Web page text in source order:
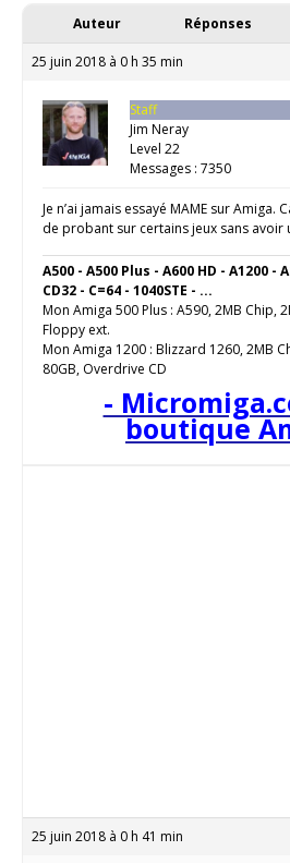
Auteur Réponses
25 juin 2018 à 0 h 35 min
Staff
Jim Neray
Level 22
Messages : 7350
Je n’ai jamais essayé MAME sur Amiga.
de probant sur certains jeux sans avoir
A500 - A500 Plus - A600 HD - A1200 -
CD32 - C=64 - 1040STE - ...
Mon Amiga 500 Plus : A590, 2MB Chip,
Floppy ext.
Mon Amiga 1200 : Blizzard 1260, 2MB
80GB, Overdrive CD
-
boutique
25 juin 2018 à 0 h 41 min